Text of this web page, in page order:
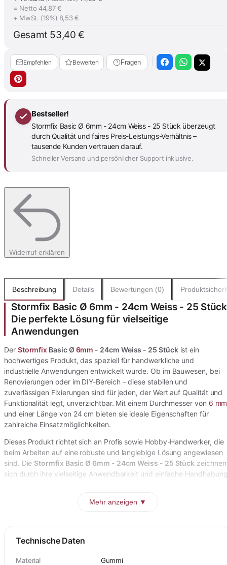
= Netto 44,87 €
+ MwSt. (19%) 8,53 €
Gesamt 53,40 €
Empfehlen Bewerten Fragen
Bestseller!
Stormfix Basic Ø 6mm - 24cm Weiss - 25 Stück überzeugt
durch Qualität und faires Preis-Leistungs-Verhältnis –
tausende Kunden vertrauen darauf.
Schneller Versand und persönlicher Support inklusive.
Widerruf erklären
Beschreibung Details Bewertungen (0)
Stormfix Basic Ø 6mm - 24cm Weiss - 25
Die perfekte Lösung für vielseitige
Anwendungen
Der Stormfix Basic Ø 6mm - 24cm Weiss - 25 Stückist ein
hochwertiges Produkt, das speziell für handwerkliche und
industrielle Anwendungen entwickelt wurde. Ob im Bauwesen, bei
Renovierungen oder im DIY-Bereich – diese stabilen und
zuverlässigen Fixierungen sind für jeden, der Wert auf Qualität und
Funktionalität legt, unverzichtbar. Mit einem Durchmesser von 6 mm
und einer Länge von 24 cm bieten sie ideale Eigenschaften für
zahlreiche Einsatzmöglichkeiten.
Dieses Produkt richtet sich an Profis sowie Hobby-Handwerker, die
beim Arbeiten auf eine robuste und langlebige Lösung angewiesen
sind. Die Stormfix Basic Ø 6mm - 24cm Weiss - 25 Stück zeichnen
sich durch ihre vielseitige Anwendbarkeit und einfache
Mehr anzeigen ▼
Technische Daten
Material Gummi